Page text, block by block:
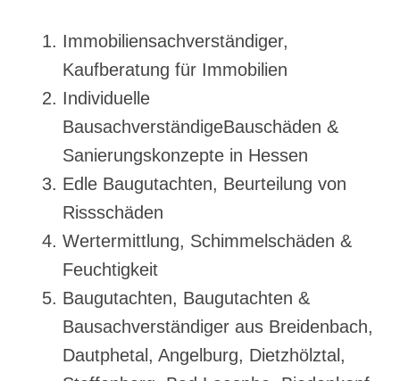
Immobiliensachverständiger,
Kaufberatung für Immobilien
Individuelle
BausachverständigeBauschäden &
Sanierungskonzepte in Hessen
Edle Baugutachten, Beurteilung von
Rissschäden
Wertermittlung, Schimmelschäden &
Feuchtigkeit
Baugutachten, Baugutachten &
Bausachverständiger aus Breidenbach,
Dautphetal, Angelburg, Dietzhölztal,